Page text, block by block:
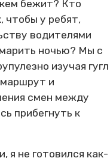
бежит? Кто
чтобы у ребят,
водителями
ночью? Мы с
изучая гугл
и
смен между
прибегнуть к
я не готовился как-